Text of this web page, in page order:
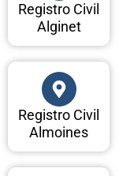
Registro Civil
Alginet
Registro Civil
Almoines